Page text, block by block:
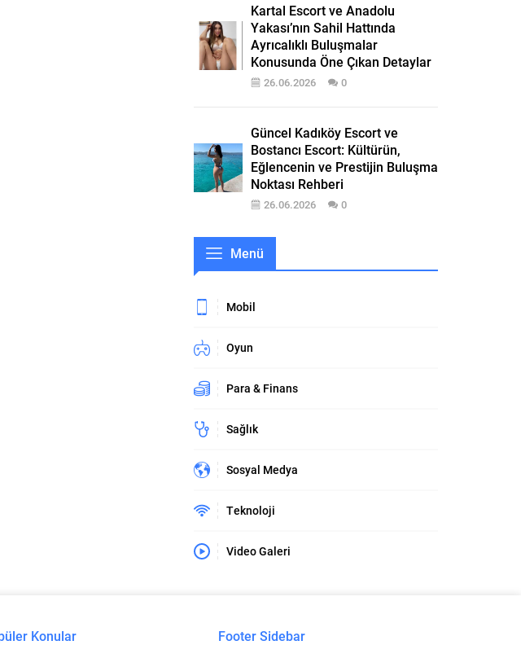
Kartal Escort ve Anadolu
Yakası’nın Sahil Hattında
Ayrıcalıklı Buluşmalar
Konusunda Öne Çıkan Detaylar
26.06.2026 0
Güncel Kadıköy Escort ve
Bostancı Escort: Kültürün,
Eğlencenin ve Prestijin Buluşma
Noktası Rehberi
26.06.2026 0
Menü
Mobil
Oyun
Para & Finans
Sağlık
Sosyal Medya
Teknoloji
Video Galeri
Konular Footer Sidebar